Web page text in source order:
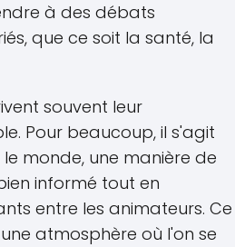
à des débats
que ce soit la santé, la
souvent leur
Pour beaucoup, il s'agit
monde, une manière de
informé tout en
entre les animateurs. Ce
atmosphère où l'on se